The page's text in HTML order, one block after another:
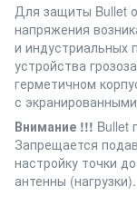
Для защиты Bullet
напряжения
и индустриальных
устройства
герметичном
с
Внимание !!! Bullet
Запрещается
настройку точки
антенны (нагрузки).